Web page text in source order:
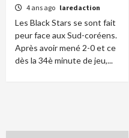
4 ans ago laredaction
Les Black Stars se sont fait
peur face aux Sud-coréens.
Après avoir mené 2-0 et ce
dès la 34è minute de jeu,...